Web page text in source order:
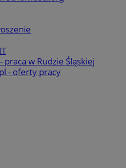
praca w Rudzie Śląskiej
- oferty pracy